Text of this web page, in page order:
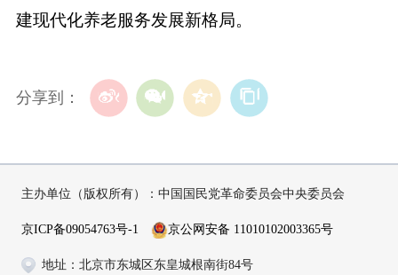
建现代化养老服务发展新格局。
分享到：
主办单位（版权所有）：中国国民党革命委员会中央委员会
京ICP备09054763号-1 京公网安备 11010102003365号
地址：北京市东城区东皇城根南街84号